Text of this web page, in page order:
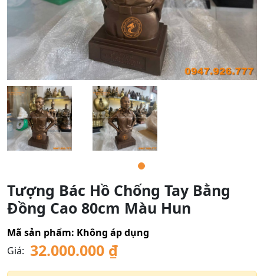
Tượng Bác Hồ Chống Tay Bằng
Đồng Cao 80cm Màu Hun
Mã sản phẩm: Không áp dụng
Giá: 32.000.000 ₫